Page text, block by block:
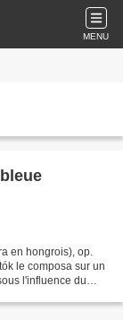
MENU
en hongrois), op.
le composa sur un
l'influence du